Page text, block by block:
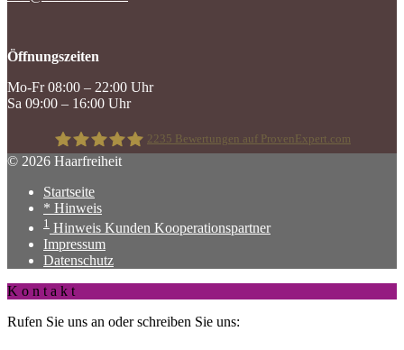
Öffnungszeiten
Mo-Fr 08:00 – 22:00 Uhr
Sa 09:00 – 16:00 Uhr
Haarfreiheit
2235 Bewertungen auf ProvenExpert.com
© 2026 Haarfreiheit
Startseite
* Hinweis
1 Hinweis Kunden Kooperationspartner
Impressum
Datenschutz
K o n t a k t
Rufen Sie uns an oder schreiben Sie uns: